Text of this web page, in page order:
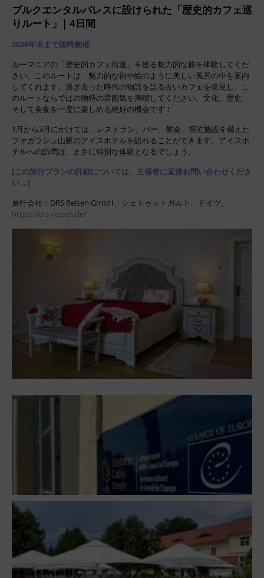
ブルクエンタルパレスに設けられた「歴史的カフェ巡
りルート」| 4日間
2026年末まで随時開催
ルーマニアの「歴史的カフェ街道」を巡る魅力的な旅を体験してくだ
さい。このルートは、魅力的な街や絵のように美しい風景の中を案内
してくれます。過ぎ去った時代の物語を語る古いカフェを発見し、こ
のルートならではの独特の雰囲気を満喫してください。文化、歴史、
そして美食を一度に楽しめる絶好の機会です！
1月から3月にかけては、レストラン、バー、教会、宿泊施設を備えた
ファガラシュ山脈のアイスホテルを訪れることができます。アイスホ
テルへの訪問は、まさに特別な体験となるでしょう。
[この旅行プランの詳細については、主催者に直接お問い合わせくださ
い …]
旅行会社：DRS Reisen GmbH、シュトゥットガルト、ドイツ、
https://drs-reisen.de/